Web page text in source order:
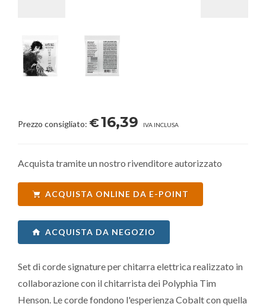
Prezzo consigliato: €16,39 IVA INCLUSA
Acquista tramite un nostro rivenditore autorizzato
ACQUISTA ONLINE DA E-POINT
ACQUISTA DA NEGOZIO
Set di corde signature per chitarra elettrica realizzato in
collaborazione con il chitarrista dei Polyphia Tim
Henson. Le corde fondono l'esperienza Cobalt con quella